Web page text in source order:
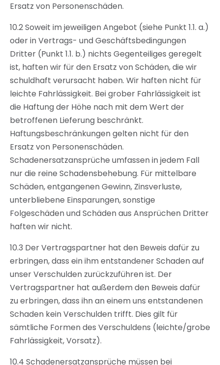
Ersatz von Personenschäden.
10.2 Soweit im jeweiligen Angebot (siehe Punkt 1.1. a.)
oder in Vertrags- und Geschäftsbedingungen
Dritter (Punkt 1.1. b.) nichts Gegenteiliges geregelt
ist, haften wir für den Ersatz von Schäden, die wir
schuldhaft verursacht haben. Wir haften nicht für
leichte Fahrlässigkeit. Bei grober Fahrlässigkeit ist
die Haftung der Höhe nach mit dem Wert der
betroffenen Lieferung beschränkt.
Haftungsbeschränkungen gelten nicht für den
Ersatz von Personenschäden.
Schadenersatzansprüche umfassen in jedem Fall
nur die reine Schadensbehebung. Für mittelbare
Schäden, entgangenen Gewinn, Zinsverluste,
unterbliebene Einsparungen, sonstige
Folgeschäden und Schäden aus Ansprüchen Dritter
haften wir nicht.
10.3 Der Vertragspartner hat den Beweis dafür zu
erbringen, dass ein ihm entstandener Schaden auf
unser Verschulden zurückzuführen ist. Der
Vertragspartner hat außerdem den Beweis dafür
zu erbringen, dass ihn an einem uns entstandenen
Schaden kein Verschulden trifft. Dies gilt für
sämtliche Formen des Verschuldens (leichte/grobe
Fahrlässigkeit, Vorsatz).
10.4 Schadenersatzansprüche müssen bei